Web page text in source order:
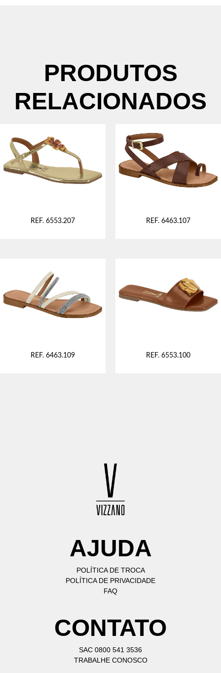
PRODUTOS
RELACIONADOS
REF. 6553.207 REF. 6463.107
REF. 6463.109 REF. 6553.100
AJUDA
POLÍTICA DE TROCA
POLÍTICA DE PRIVACIDADE
FAQ
CONTATO
SAC 0800 541 3536
TRABALHE CONOSCO